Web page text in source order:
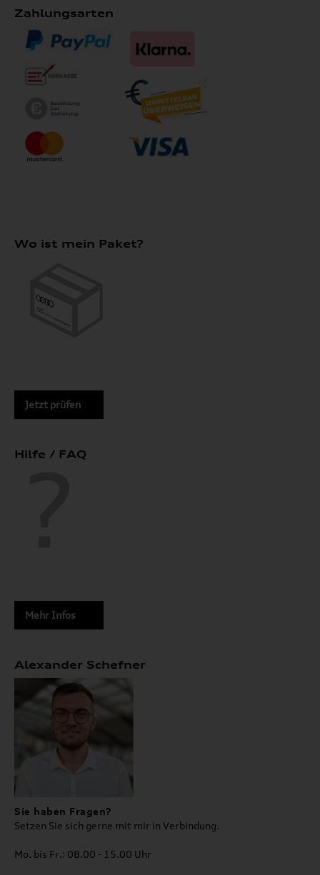
Zahlungsarten
Wo ist mein Paket?
Jetzt prüfen
Hilfe / FAQ
Mehr Infos
Alexander Schefner
Sie haben Fragen?
Setzen Sie sich gerne mit mir in Verbindung.
Mo. bis Fr.: 08.00 - 15.00 Uhr